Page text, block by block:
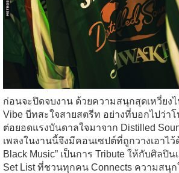
ก่อนจะปิดจบงาน ด้วยความสนุกสุดเหวี่ยงไ
Vibe บีทสะใจสายสตรีท อย่างที่บอกไปว่า
ต่อยอดแรงบันดาลใจมาจาก Distilled
เพลงในงานนี้จึงมีคอนเซปต์ที่ถูกวางเอาไว้
Black Music” เป็นการ Tribute ให้กับศิลปิ
Set List ที่ชวนทุกคน Connects ความสนุ